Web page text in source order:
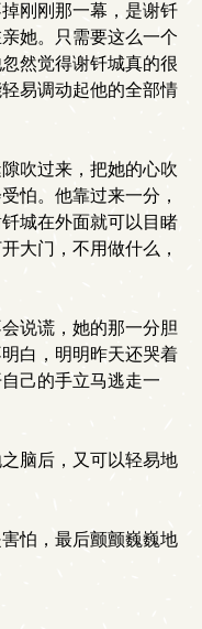
刚刚那一幕，是谢钎
她。只需要这么一个
然觉得谢钎城真的很
易调动起他的全部情
吹过来，把她的心吹
怕。他靠过来一分，
城在外面就可以目睹
大门，不用做什么，
说谎，她的那一分胆
白，明明昨天还哭着
己的手立马逃走一
脑后，又可以轻易地
怕，最后颤颤巍巍地